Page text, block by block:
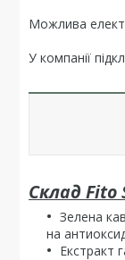
У компанії
Склад Fito
Зелена
на
Екстракт